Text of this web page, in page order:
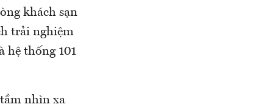
khách sạn
trải nghiệm
hệ thống 101
nhìn xa